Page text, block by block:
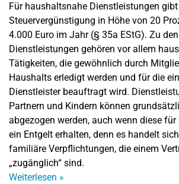
Für haushaltsnahe Dienstleistungen
Steuervergünstigung in Höhe von 20
4.000 Euro im Jahr (§ 35a EStG). Zu
Dienstleistungen gehören vor allem
Tätigkeiten, die gewöhnlich durch
Haushalts erledigt werden und für die
Dienstleister beauftragt wird.
Partnern und Kindern können
abgezogen werden, auch wenn diese
ein Entgelt erhalten, denn es handelt
familiäre Verpflichtungen, die einem
„zugänglich“ sind.
Weiterlesen »